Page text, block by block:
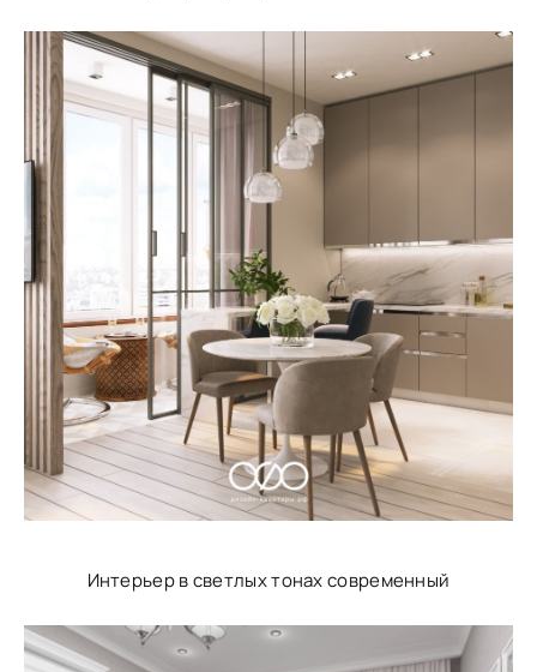
Интерьер в светлых тонах современный